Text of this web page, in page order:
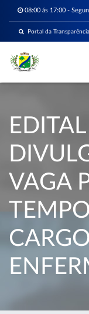
08:00 ás 17:00 -
Portal da Transparência
VAGA